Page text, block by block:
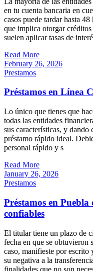
en tu cuenta bancaria en
casos puede tardar hasta
que implica otorgar
suelen aplicar tasas de
Read More
February 26, 2026
Prestamos
Préstamos en Línea
Lo único que tienes que
todas las entidades
sus características, y
préstamo rápido ideal.
personal rápido y s
Read More
January 26, 2026
Prestamos
Préstamos en
confiables
El titular tiene un plazo de
fecha en que se obtuvieron
caso, manifieste por
su negativa a la
finalidades que no son